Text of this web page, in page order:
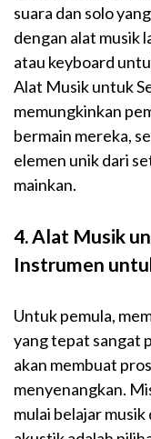
suara dan solo
dengan alat musik
atau keyboard
Alat Musik untuk
memungkinkan
bermain mereka,
elemen unik dari
mainkan.
4.Alat Musik
Instrumen
Untuk pemula,
yang tepat sangat
akan membuat
menyenangkan.
mulai belajar